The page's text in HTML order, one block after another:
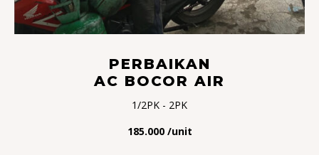
PERBAIKAN
AC BOCOR AIR
1/2PK - 2PK
185.000 /unit